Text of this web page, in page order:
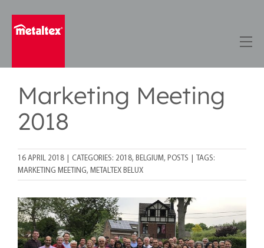
Marketing Meeting
2018
16 APRIL 2018 CATEGORIES: 2018, BELGIUM, POSTS
TAGS:
MARKETING MEETING, METALTEX BELUX